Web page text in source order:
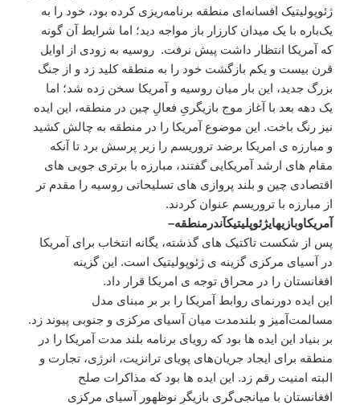
ژئوپولیتیک افسانه‌ای منطقه برنامه‌ریزی کرده بود، خود را به
یک‌باره با یک میدان کارزار باز مواجه دید؛ اما شرایط آن گونه
که آمریکا انتظار داشت پیش نرفت. روسیه به زودی از اوایل
قرن بیست و یکم بازگشت خود را به منطقه کلید زد و از جنگ
بزرگ جدید، این بار میان روسیه و آمریکا سخن زده شد؛ اما
یک دهه بعد با آغاز موج بازیگریِ فعالِ چین در منطقه، این ایده
نیز رنگ باخت. این موضوع آمریکا را در منطقه به چالش کشید
و مبارزه ی امریکا برضد تروریسم را زیر پرسش برد تا آنکه
مقام های ارشد آمریکایی گفتند، مبارزه با برتری جویی های
اقتصادی چین و بلند پروازی های تسلیحاتی روسیه را مقدم تر
از مبارزه با تروریسم عنوان کردند.
آمریکاوبازیهایژئوپلیتیکآندرمنطقه–
پس از شکست تاکتیک های گذشته، یگانه انتخاب برای آمریکا
در آسیای مرکزی گزینه ی ژئوپولیتیک است. این گزینه
افغانستان را در محراق توجه ی امریکا قرار داد.
این ایده دورنمای روابط آمریکا را بر بر مبنای مدل
مسالمت‌آمیز و بلندمدت میان آسیای مرکزی و جنوبی پیوند زد.
بر بنیاد این ایده ها بود که رویای برنامه بلند مدت آمریکا را در
منطقه برای ایجاد جریان‌های پویای ترانزیت، انرژی، تجارت و
البته امنیت رقم زد‌. این ایده ها بود که مذاکرات صلح
افغانستان با میانجی‌گری بازیگرِ نوظهور آسیای مرکزی